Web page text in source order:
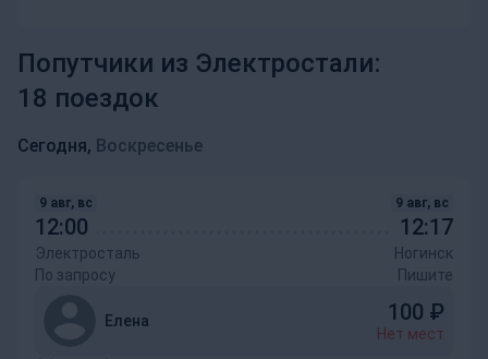
Попутчики из Электростали:
18 поездок
Сегодня, Воскресенье
12:00
9 авг, вс
Электросталь
По запросу
12:17
9 авг, вс
Ногинск
Пишите
Елена 100 ₽
Нет мест